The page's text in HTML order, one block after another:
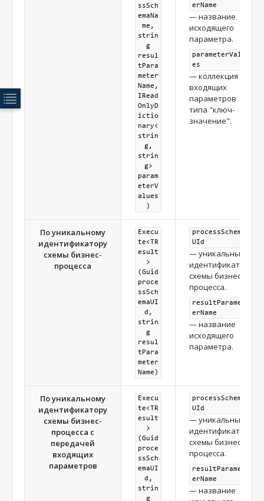
ssSch
emaNa
me,
strin
g
resul
tPara
meter
Name,
IRead
OnlyD
ictio
nary<
strin
g,
strin
g>
param
eterV
alues
)
erName
— название
исходящего
параметра.
parameterValu
es
— коллекция
входящих
параметров
типа "ключ-
значение".
По уникальному
идентификатору
схемы бизнес-
процесса
Execu
te<TR
esult
>
(Guid
proce
ssSch
emaUI
d,
strin
g
resul
tPara
meter
Name)
processSchema
UId
— уникальный
идентификатор
схемы бизнес-
процесса.
resultParamet
erName
— название
исходящего
параметра.
По уникальному
идентификатору
схемы бизнес-
процесса с
передачей
входящих
параметров
Execu
te<TR
esult
>
(Guid
proce
ssSch
emaUI
d,
strin
g
processSchema
UId
— уникальный
идентификатор
схемы бизнес-
процесса.
resultParamet
erName
— название